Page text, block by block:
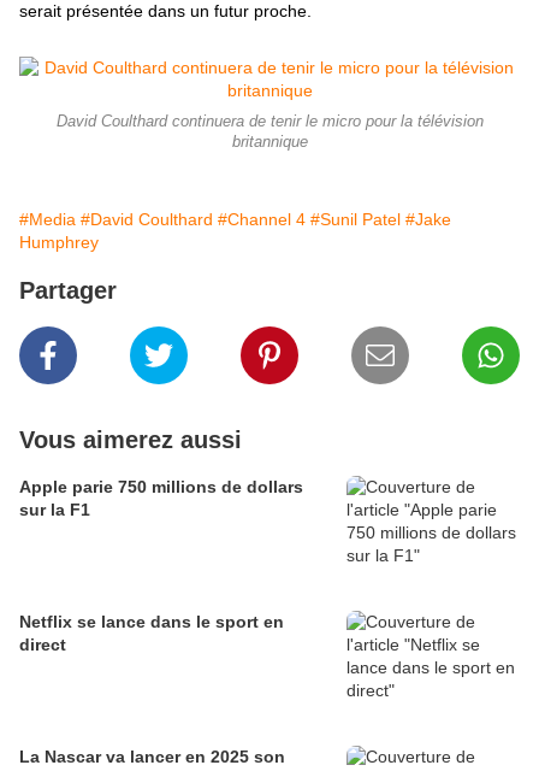
serait présentée dans un futur proche.
David Coulthard continuera de tenir le micro pour la télévision
britannique
#Media #David Coulthard #Channel 4 #Sunil Patel #Jake
Humphrey
Partager
Vous aimerez aussi
Apple parie 750 millions de dollars
sur la F1
Netflix se lance dans le sport en
direct
La Nascar va lancer en 2025 son